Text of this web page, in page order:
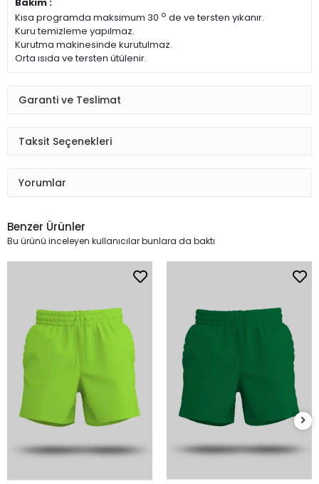
Kısa programda maksimum 30 o de ve tersten yıkanır.
Kuru temizleme yapılmaz.
Kurutma makinesinde kurutulmaz.
Orta ısıda ve tersten ütülenir.
Garanti ve Teslimat
Taksit Seçenekleri
Yorumlar
Benzer Ürünler
Bu ürünü inceleyen kullanıcılar bunlara da baktı